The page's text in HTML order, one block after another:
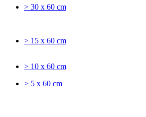
> 30 x 60 cm
> 15 x 60 cm
> 10 x 60 cm
> 5 x 60 cm